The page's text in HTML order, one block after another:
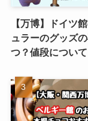
【万博】ドイツ
ュラーのグッズ
つ？値段につい